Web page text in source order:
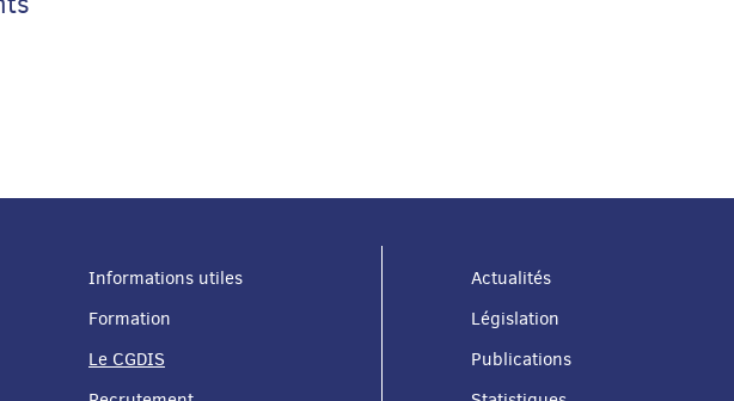
Informations utiles
Formation
Le CGDIS
Actualités
Législation
Publications